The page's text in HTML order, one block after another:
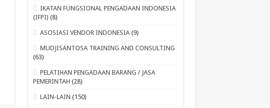
IKATAN FUNGSIONAL PENGADAAN INDONESIA
(IFPI) (8)
ASOSIASI VENDOR INDONESIA (9)
MUDJISANTOSA TRAINING AND CONSULTING
(63)
PELATIHAN PENGADAAN BARANG / JASA
PEMERINTAH (28)
LAIN-LAIN (150)